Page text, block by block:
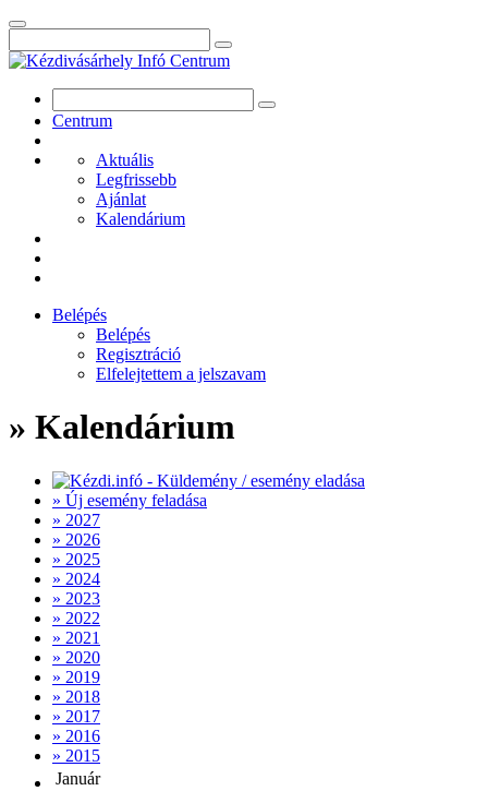
Centrum
Aktuális
Legfrissebb
Ajánlat
Kalendárium
Belépés
Belépés
Regisztráció
Elfelejtettem a jelszavam
» Kalendárium
» Új esemény feladása
» 2027
» 2026
» 2025
» 2024
» 2023
» 2022
» 2021
» 2020
» 2019
» 2018
» 2017
» 2016
» 2015
Január